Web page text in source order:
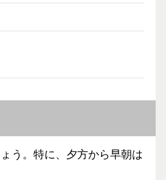
う。特に、夕方から早朝は